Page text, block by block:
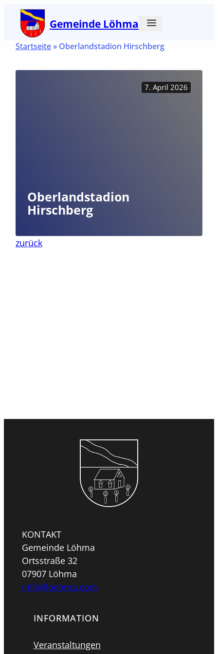
Zum
Inhalt
springen
Gemeinde Löhma
Startseite» Oberlandstadion Hirschberg
7. April 2026
Oberlandstadion
Hirschberg
zurück
KONTAKT
Gemeinde Löhma
Ortsstraße 32
07907 Löhma
info@loehma.com
INFORMATION
Veranstaltungen